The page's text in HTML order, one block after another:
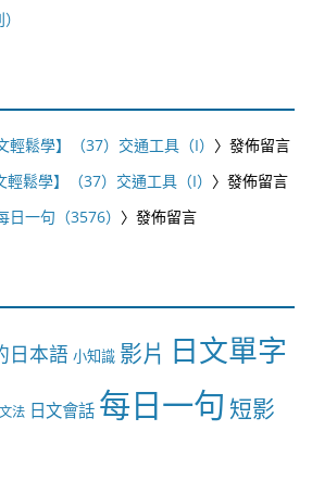
輕鬆學】（37）交通工具（I） 〉發佈留言
輕鬆學】（37）交通工具（I） 〉發佈留言
日一句（3576） 〉發佈留言
日本語 小知識 影片 日文單字
法 日文會話 每日一句 短影